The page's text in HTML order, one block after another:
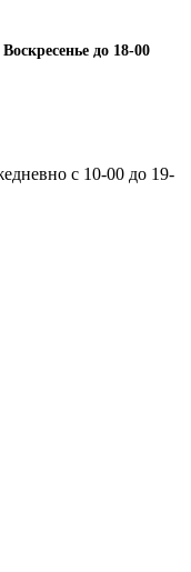
до 18-00
с 10-00 до 19-